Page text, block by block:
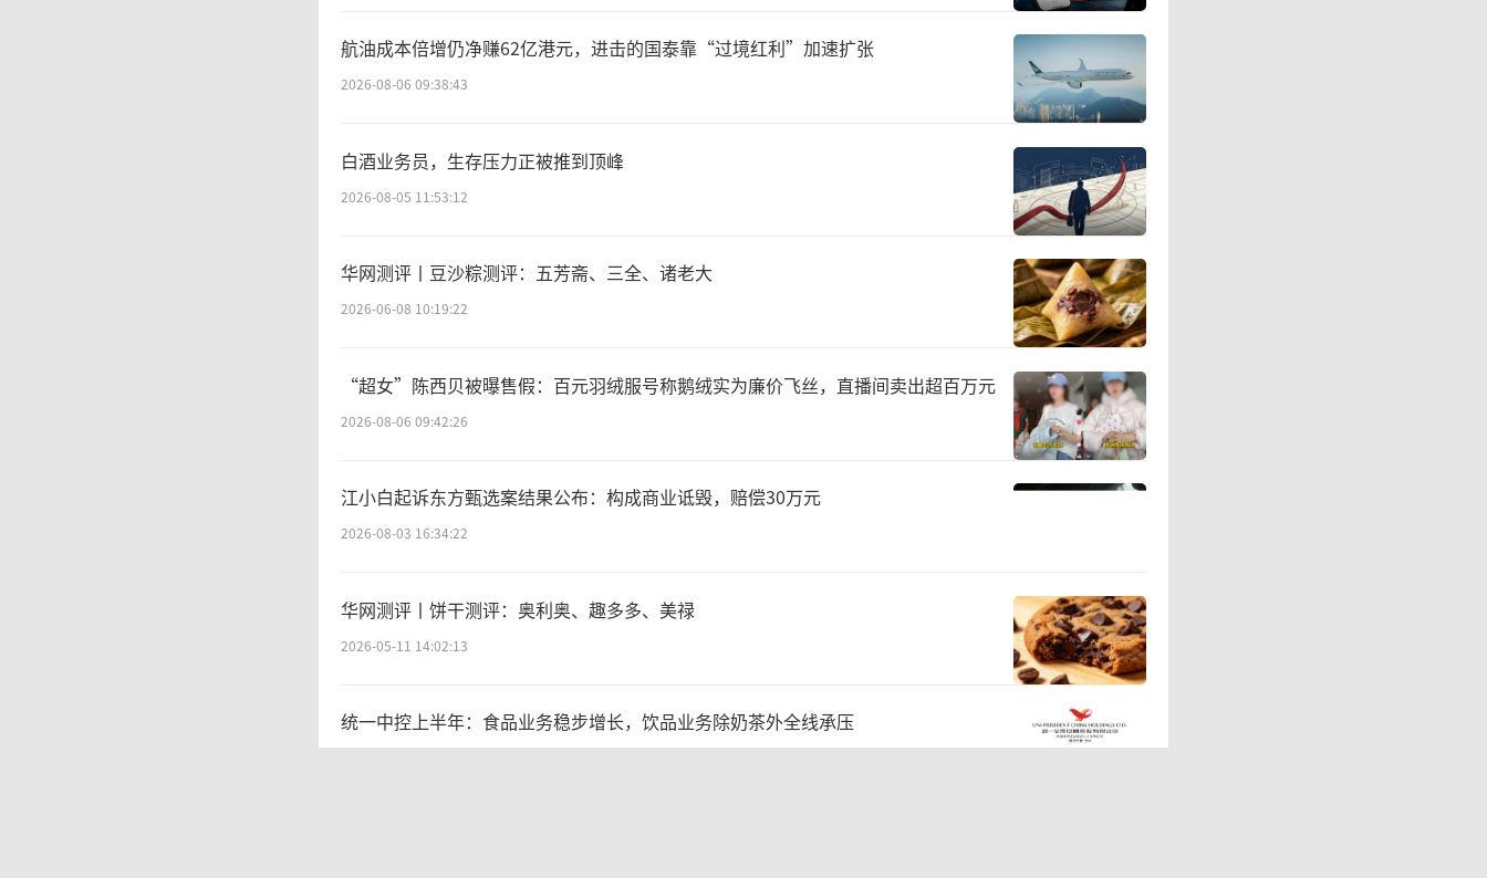
年度净利润10%以上，截至公告披露日，公司
持有铜冠铜箔股票数量已进一步降至1053.16
万股，占后者总股本的1.27%。
资料显示，遭国轩高科减持的铜冠铜箔是
电子铜箔企业，主营涉及PCB铜箔、锂电铜箔
两大部分，核心产品含RTF、HVLP高端PCB铜
箔及4.5μm极薄锂电铜箔等等。当前，在AI服
务器迭代推动PCB高频高速、低损耗升级逻辑
加持下，高端铜箔需求得以大爆发，致使该公
司迎来“高光时刻”。
据统计，自2024年2月6日最低点至今，铜
冠铜箔累计股价涨幅已达1765%左右，最高一
航油成本倍增仍净赚62亿港元，进击的国泰靠“过境红利”加速扩张
2026-08-06 09:38:43
白酒业务员，生存压力正被推到顶峰
2026-08-05 11:53:12
华网测评丨豆沙粽测评：五芳斋、三全、诸老大
2026-06-08 10:19:22
“超女”陈西贝被曝售假：百元羽绒服号称鹅绒实为廉价飞丝，直播间卖出超百万元
2026-08-06 09:42:26
江小白起诉东方甄选案结果公布：构成商业诋毁，赔偿30万元
2026-08-03 16:34:22
华网测评丨饼干测评：奥利奥、趣多多、美禄
2026-05-11 14:02:13
统一中控上半年：食品业务稳步增长，饮品业务除奶茶外全线承压